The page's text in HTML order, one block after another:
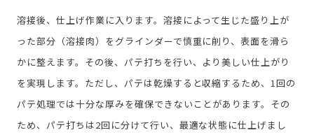
溶接後、仕上げ作業に入ります。溶接によって生じた盛り上が
った部分（溶接肉）をグラインダーで慎重に削り、表面を滑ら
かに整えます。その後、パテ打ちを行い、より美しい仕上がり
を実現します。ただし、パテは乾燥すると収縮するため、1回の
パテ処理では十分な厚みを確保できないことがあります。その
ため、パテ打ちは2回に分けて行い、最適な状態に仕上げまし